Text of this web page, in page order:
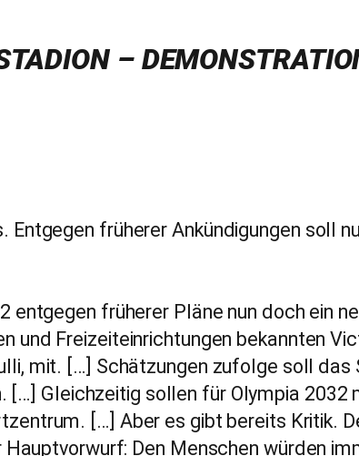
–
früherer Ankündigungen soll
früherer Pläne nun doch ein
und Freizeiteinrichtungen bekannten
mit. […] Schätzungen zufolge soll das
Gleichzeitig sollen für Olympia 2032
[…] Aber es gibt bereits Kritik.
Den Menschen würden